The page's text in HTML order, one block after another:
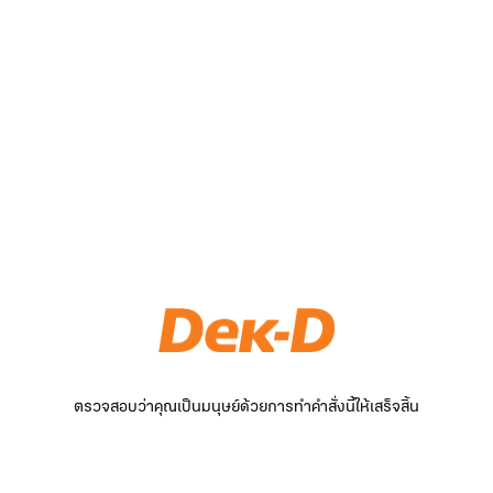
ตรวจสอบว่าคุณเป็นมนุษย์ด้วยการทำคำสั่งนี้ให้เสร็จสิ้น